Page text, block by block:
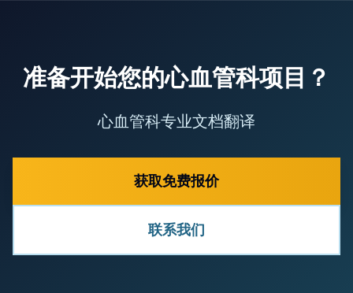
准备开始您的心血管科项目？
心血管科专业文档翻译
获取免费报价
联系我们